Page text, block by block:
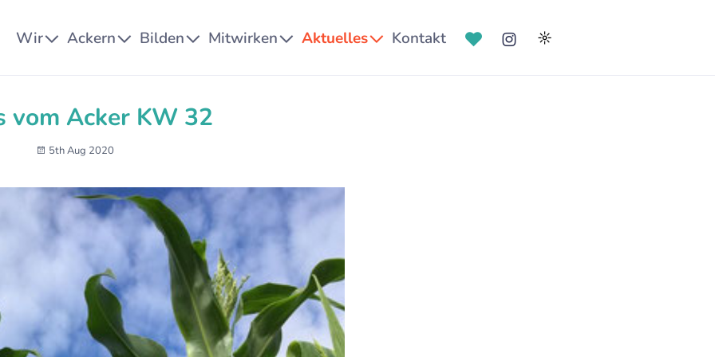
Wir Ackern Bilden Mitwirken Aktuelles Kontakt ☼
vom Acker KW 32
5th Aug 2020